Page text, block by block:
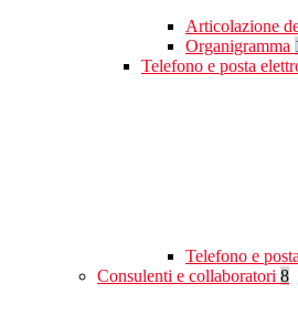
Articolazione
Organigramma
Telefono e posta
Telefono e
Consulenti e collaboratori 8